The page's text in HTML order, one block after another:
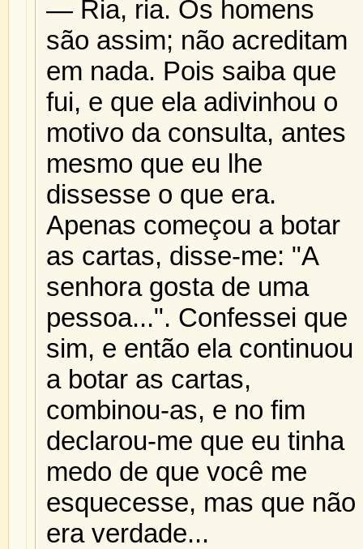
— Ria, ria. Os homens
são assim; não acreditam
em nada. Pois saiba que
fui, e que ela adivinhou o
motivo da consulta, antes
mesmo que eu lhe
dissesse o que era.
Apenas começou a botar
as cartas, disse-me: "A
senhora gosta de uma
pessoa...". Confessei que
sim, e então ela continuou
a botar as cartas,
combinou-as, e no fim
declarou-me que eu tinha
medo de que você me
esquecesse, mas que não
era verdade...